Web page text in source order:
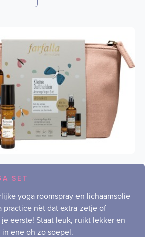
SET
yoga roomspray en lichaamsolie
practice nèt dat extra zetje of
eerste! Staat leuk, ruikt lekker en
ene oh zo soepel.